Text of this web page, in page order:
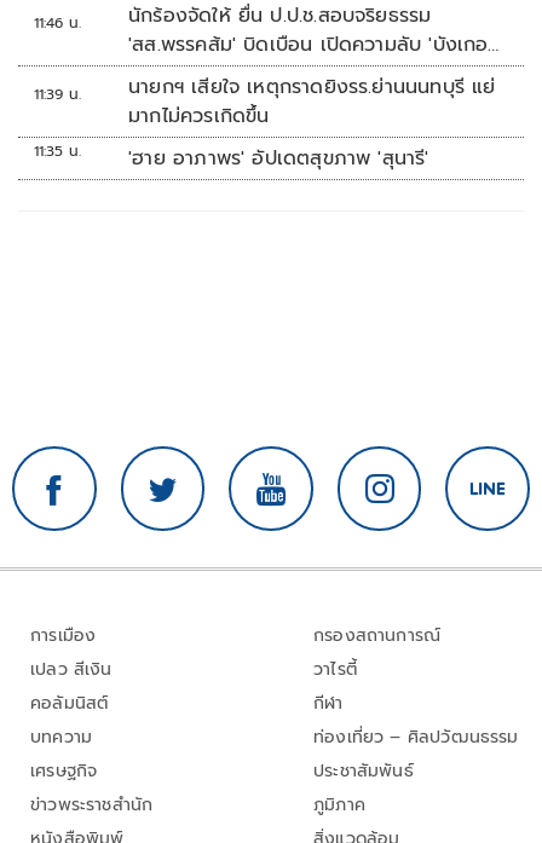
11:46 น.
นักร้องจัดให้ ยื่น ป.ป.ช.สอบจริยธรรม
'สส.พรรคส้ม' บิดเบือน เปิดความลับ 'บังเกอร์
ทหาร'
11:39 น.
นายกฯ เสียใจ เหตุกราดยิงรร.ย่านนนทบุรี แย่
มากไม่ควรเกิดขึ้น
11:35 น. 'ฮาย อาภาพร' อัปเดตสุขภาพ 'สุนารี'
การเมือง
เปลว สีเงิน
คอลัมนิสต์
บทความ
เศรษฐกิจ
ข่าวพระราชสำนัก
กรองสถานการณ์
วาไรตี้
กีฬา
ท่องเที่ยว – ศิลปวัฒนธรรม
ประชาสัมพันธ์
ภูมิภาค